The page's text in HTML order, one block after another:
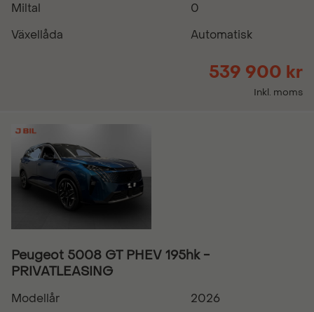
Miltal
0
Växellåda
Automatisk
539 900 kr
Inkl. moms
Peugeot 5008 GT PHEV 195hk -
PRIVATLEASING
Modellår
2026